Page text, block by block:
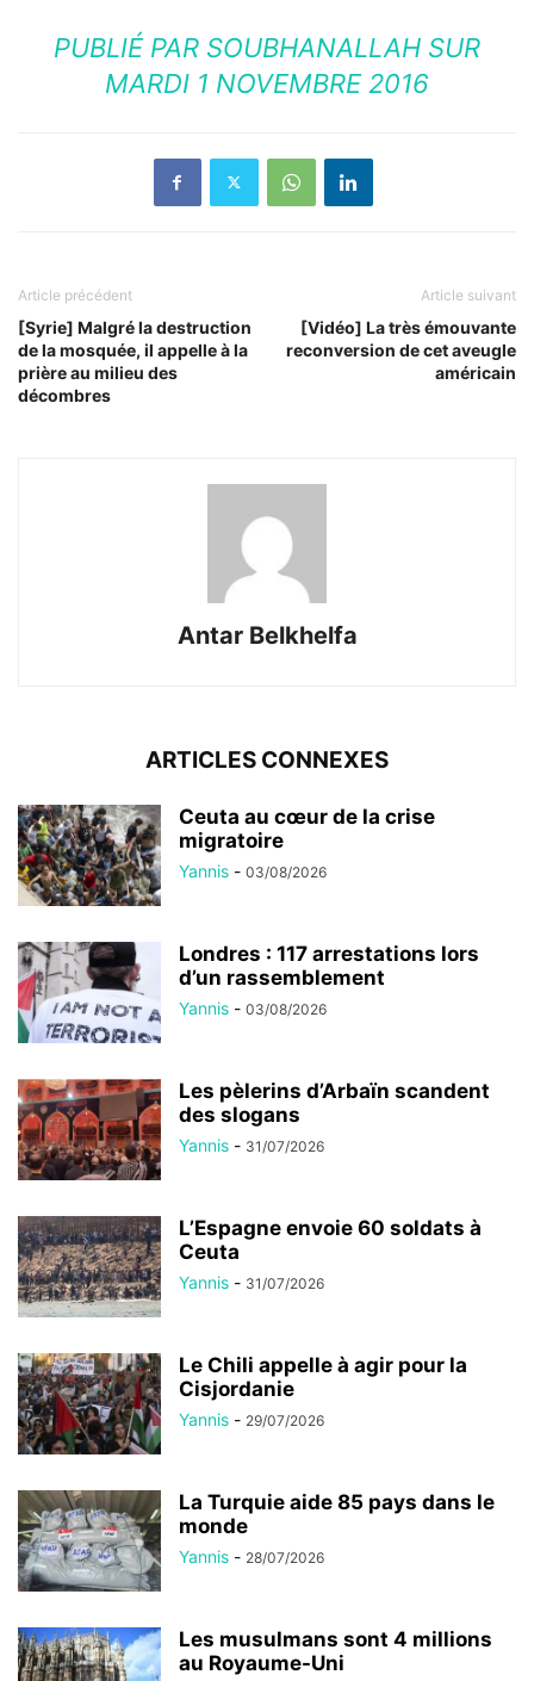
PUBLIÉ PAR SOUBHANALLAH SUR
MARDI 1 NOVEMBRE 2016
Article précédent
[Syrie] Malgré la destruction
de la mosquée, il appelle à la
prière au milieu des
décombres
Article suivant
[Vidéo] La très émouvante
reconversion de cet aveugle
américain
Antar Belkhelfa
ARTICLES CONNEXES
Ceuta au cœur de la crise
migratoire
Yannis - 03/08/2026
Londres : 117 arrestations lors
d’un rassemblement
Yannis - 03/08/2026
Les pèlerins d’Arbaïn scandent
des slogans
Yannis - 31/07/2026
L’Espagne envoie 60 soldats à
Ceuta
Yannis - 31/07/2026
Le Chili appelle à agir pour la
Cisjordanie
Yannis - 29/07/2026
La Turquie aide 85 pays dans le
monde
Yannis - 28/07/2026
Les musulmans sont 4 millions
au Royaume-Uni